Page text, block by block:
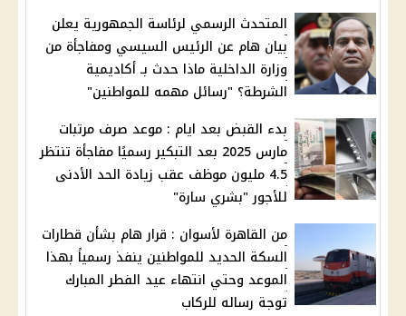
المتحدث الرسمي لرئاسة الجمهورية يعلن
بيان هام عن الرئيس السيسي ومفاجأة من
وزارة الداخلية ماذا حدث بـ أكاديمية
الشرطة؟ "رسائل مهمه للمواطنين"
بدء القبض بعد ايام : موعد صرف مرتبات
مارس 2025 بعد التبكير رسميًا مفاجأة تنتظر
4.5 مليون موظف عقب زيادة الحد الأدنى
للأجور "بشري سارة"
من القاهرة لأسوان : قرار هام بشأن قطارات
السكة الحديد للمواطنين ينفذ رسمياً بهذا
الموعد وحتي انتهاء عيد الفطر المبارك
توجة رساله للركاب